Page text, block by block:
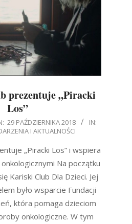
prezentuje „Piracki
Los”
29 PAŹDZIERNIKA 2018
IN:
I AKTUALNOŚCI
„Piracki Los” i wspiera
Na początku
Kariski Club Dla Dzieci. Jej
było wsparcie Fundacji
która pomaga dzieciom
onkologiczne. W tym